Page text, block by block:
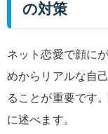
の対策
ネット恋愛で顔に
めからリアルな自
ることが重要です
に述べます。